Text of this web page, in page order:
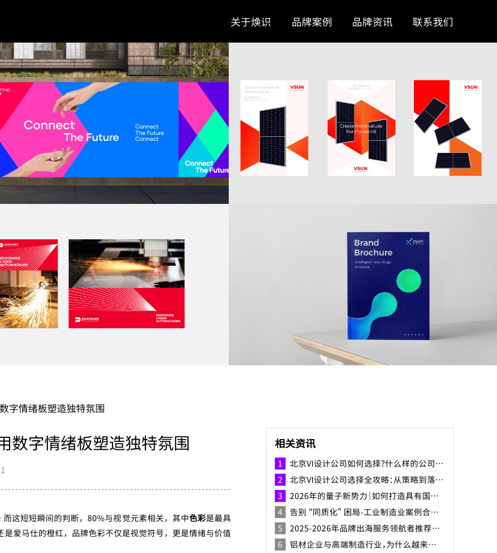
关于焕识 品牌案例 品牌资讯 联系我们
字情绪板塑造独特氛围
数字情绪板塑造独特氛围
这短短瞬间的判断，80%与视觉元素相关，其中色彩是最具
爱马仕的橙红，品牌色彩不仅是视觉符号，更是情绪与价值
相关资讯
北京VI设计公司如何选择？什么样的公司比较好？
北京VI设计公司选择全攻略：从策略到落地，构建差异化品牌视觉体系
2026年的量子新势力｜如何打造具有国际竞争力的中国量子品牌？
告别 “同质化” 困局-工业制造业案例合集-焕识助力精密制造企业打造品牌形象
2025-2026年品牌出海服务领航者推荐榜，以全球视野驱动品牌新生的国际之路
铝材企业与高端制造行业，为什么越来越重视 VI 设计？